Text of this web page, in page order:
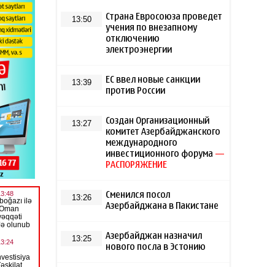
13:50
Страна Евросоюза проведет
учения по внезапному
отключению
электроэнергии
13:39
ЕС ввел новые санкции
против России
13:27
Создан Организационный
комитет Азербайджанского
международного
инвестиционного форума —
РАСПОРЯЖЕНИЕ
13:26
Сменился посол
Азербайджана в Пакистане
13:25
Азербайджан назначил
нового посла в Эстонию